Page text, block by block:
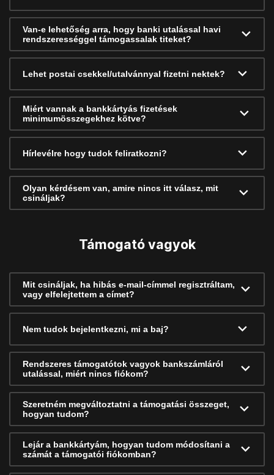
Van-e lehetőség arra, hogy banki utalással havi
rendszerességgel támogassalak titeket?
Lehet postai csekkel/utalvánnyal fizetni nektek?
Miért vannak a bankkártyás fizetések
minimumösszegekhez kötve?
Hírlevélre hogy tudok feliratkozni?
Olyan kérdésem van, amire nincs itt válasz, mit
csináljak?
Támogató vagyok
Mit csináljak, ha hibás e-mail-címmel regisztráltam,
vagy elfelejtettem a címet?
Nem tudok bejelentkezni, mi a baj?
Rendszeres támogatótok vagyok bankszámláról
utalással, miért nincs fiókom?
Szeretném megváltoztatni a támogatási összeget,
hogyan tudom?
Lejár a bankkártyám, hogyan tudom módosítani a
számát a támogatói fiókomban?